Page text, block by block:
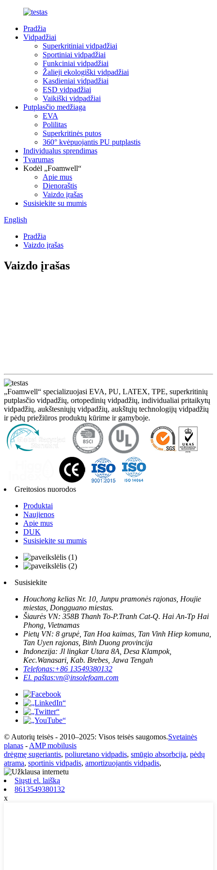
Pradžia
Vidpadžiai
Superkritiniai vidpadžiai
Sportiniai vidpadžiai
Funkciniai vidpadžiai
Žalieji ekologiški vidpadžiai
Kasdieniai vidpadžiai
ESD vidpadžiai
Vaikiški vidpadžiai
Putplasčio medžiaga
EVA
Polilitas
Superkritinės putos
360° kvėpuojantis PU putplastis
Individualus sprendimas
Tvarumas
Kodėl „Foamwell“
Apie mus
Dienoraštis
Vaizdo įrašas
Susisiekite su mumis
English
Pradžia
Vaizdo įrašas
Vaizdo įrašas
„Foamwell“ specializuojasi EVA, PU, ​​LATEX, TPE, superkritinių
putplasčio vidpadžių, ortopedinių vidpadžių, individualiai pritaikytų
vidpadžių, aukštesniųjų vidpadžių, aukštųjų technologijų vidpadžių
ir pėdų priežiūros produktų kūrime ir gamyboje.
Greitosios nuorodos
Produktai
Naujienos
Apie mus
DUK
Susisiekite su mumis
Susisiekite
Houchong kelias Nr. 10, Junpu pramonės rajonas, Houjie
miestas, Dongguano miestas.
Šiaurės VN: 358B Thanh To-P.Tranh Cat-Q. Hai An-Tp Hai
Phong, Vietnamas
Pietų VN: 8 grupė, Tan Hoa kaimas, Tan Vinh Hiep komuna,
Tan Uyen rajonas, Binh Duong provincija
Indonezija: Jl lingkar Utara 8A, Desa Klampok,
Kec.Wanasari, Kab. Brebes, Jawa Tengah
Telefonas:+86 13549380132
El. paštas:vn@insolefoam.com
© Autorių teisės - 2010–2025: Visos teisės saugomos.Svetainės
planas - AMP mobilusis
drėgmę sugeriantis, poliuretano vidpadis, smūgio absorbcija, pėdų
atrama, sportinis vidpadis, amortizuojantis vidpadis,
Siųsti el. laišką
8613549380132
x